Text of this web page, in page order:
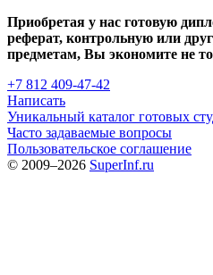
Приобретая у нас готовую
реферат, контрольную или
предметам, Вы экономите не
+7 812 409-47-42
Написать
Уникальный каталог готовых
Часто задаваемые вопросы
Пользовательское соглашение
© 2009–2026 SuperInf.ru